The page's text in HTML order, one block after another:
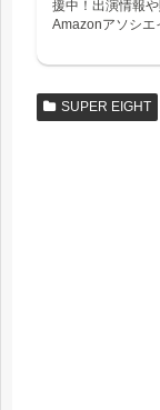
援中！出演情報
Amazonアソシエ
SUPER EIGHT